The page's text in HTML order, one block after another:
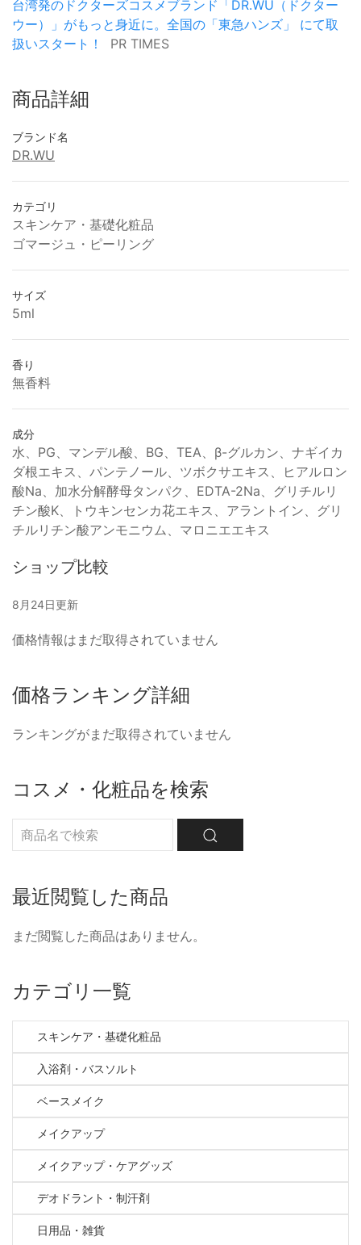
台湾発のドクターズコスメブランド「DR.WU（ドクター
ウー）」がもっと身近に。全国の「東急ハンズ」 にて取
扱いスタート！
PR TIMES
商品詳細
ブランド名
DR.WU
カテゴリ
スキンケア・基礎化粧品
ゴマージュ・ピーリング
サイズ
5ml
香り
無香料
成分
水、PG、マンデル酸、BG、TEA、β-グルカン、ナギイカ
ダ根エキス、パンテノール、ツボクサエキス、ヒアルロン
酸Na、加水分解酵母タンパク、EDTA-2Na、グリチルリ
チン酸K、トウキンセンカ花エキス、アラントイン、グリ
チルリチン酸アンモニウム、マロニエエキス
ショップ比較
8月24日更新
価格情報はまだ取得されていません
価格ランキング詳細
ランキングがまだ取得されていません
コスメ・化粧品を検索
最近閲覧した商品
まだ閲覧した商品はありません。
カテゴリ一覧
スキンケア・基礎化粧品
入浴剤・バスソルト
ベースメイク
メイクアップ
メイクアップ・ケアグッズ
デオドラント・制汗剤
日用品・雑貨